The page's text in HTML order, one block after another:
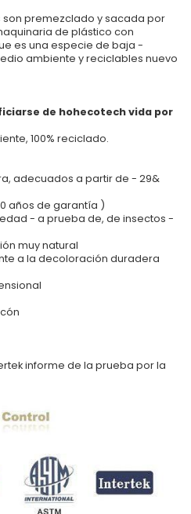
premezclado y sacada por
de plástico con
es una especie de baja -
ambiente y reciclables nuevo
de hohecotech vida por
100% reciclado.
adecuados a partir de - 29&
años de garantía )
- a prueba de, de insectos -
muy natural
a la decoloración duradera
informe de la prueba por la